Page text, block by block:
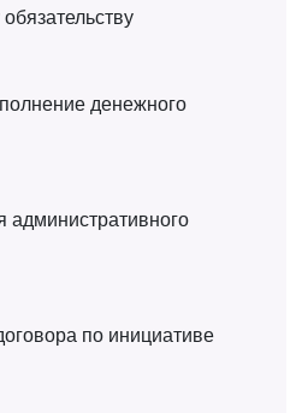
денежного
административного
по инициативе